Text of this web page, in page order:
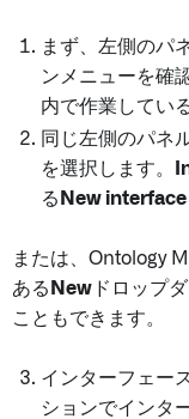
まず、左側のパ
ンメニューを確
内で作業してい
同じ左側のパネ
を選択します。
る New interface
または、Ontology
ある New ドロップ
こともできます。
インターフェー
ションでインタ